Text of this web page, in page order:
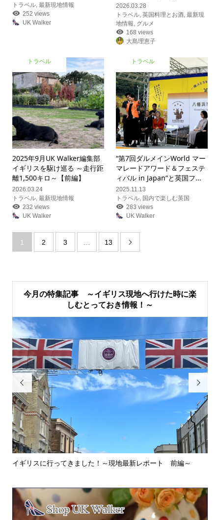
トラベル, 最新現地情報
252 views
UK Walker
2026.03.28
トラベル ,英国料理とお酒 ,最新現
地情報 グルメ
168 views
大島理恵子
トラベル
2025年9月UK Walker編集部
イギリスを駆け巡る ～走行距
離1,500キロ～【前編】
2026.03.24
トラベル, 最新現地情報
232 views
UK Walker
トラベル
“第7回ダルメインWorld マー
マレードアワード＆フェステ
ィバル in Japan”と英国フ...
2025.11.13
トラベル, 国内で楽しむ英国
283 views
UK Walker
1 2 3 … 13 
今月の特集記事 ～イギリス現地へ行けた時に楽
しむとっておき情報！～

イギリスに行ってきました！～現地最新レポート 前編～
